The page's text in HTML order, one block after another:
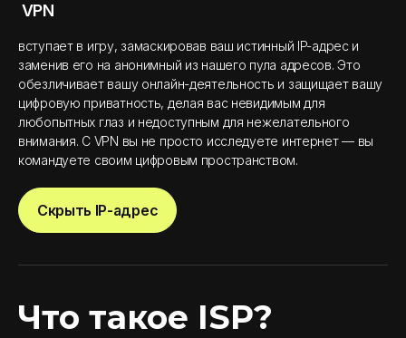
VPN
вступает в игру, замаскировав ваш истинный IP-адрес и
заменив его на анонимный из нашего пула адресов. Это
обезличивает вашу онлайн-деятельность и защищает вашу
цифровую приватность, делая вас невидимым для
любопытных глаз и недоступным для нежелательного
внимания. С VPN вы не просто исследуете интернет — вы
командуете своим цифровым пространством.
Скрыть IP-адрес
Что такое ISP?